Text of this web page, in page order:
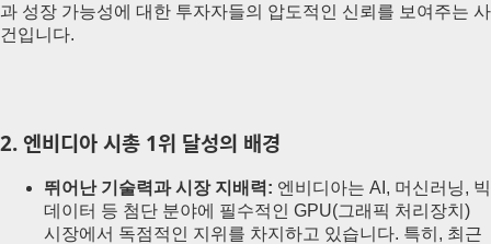
과 성장 가능성에 대한 투자자들의 압도적인 신뢰를 보여주는 사
건입니다.
2. 엔비디아 시총 1위 달성의 배경
뛰어난 기술력과 시장 지배력: 엔비디아는 AI, 머신러닝, 빅
데이터 등 첨단 분야에 필수적인 GPU(그래픽 처리장치)
시장에서 독점적인 지위를 차지하고 있습니다. 특히, 최근